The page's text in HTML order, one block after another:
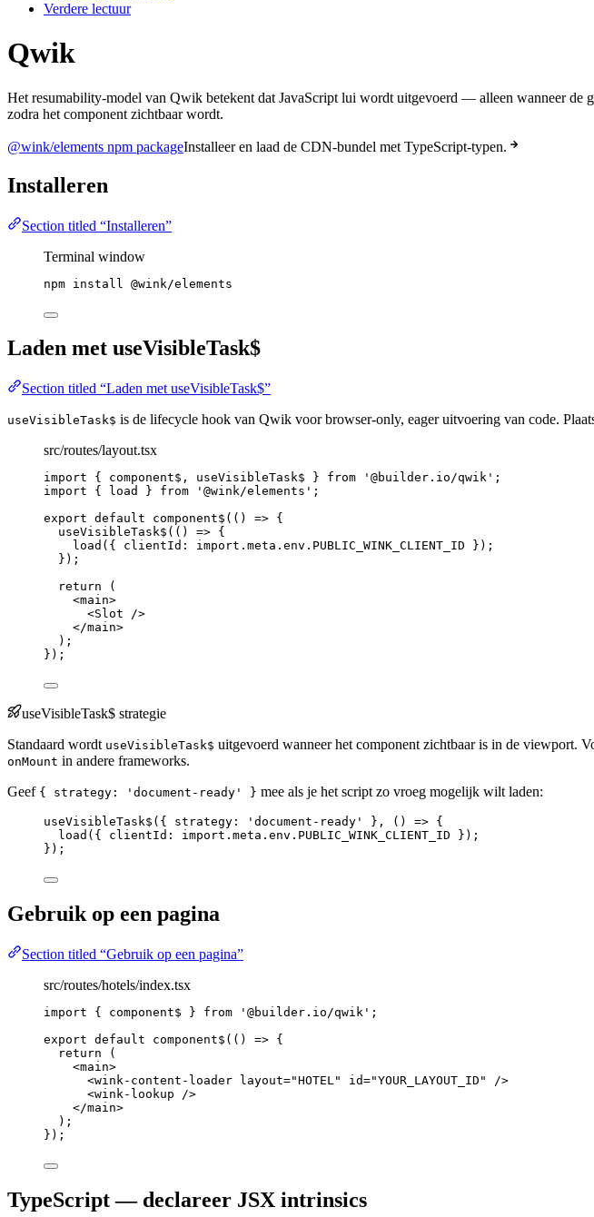
Verdere lectuur
Qwik
Het resumability-model van Qwik betekent dat JavaScript lui wordt uitgevoerd — alleen wanneer de
zodra het component zichtbaar wordt.
@wink/elements npm packageInstalleer en laad de CDN-bundel met TypeScript-typen.
Installeren
Section titled “Installeren”
Terminal window
npm install @wink/elements
Laden met useVisibleTask$
Section titled “Laden met useVisibleTask$”
useVisibleTask$ is de lifecycle hook van Qwik voor browser-only, eager uitvoering van code.
src/routes/layout.tsx
import { component$, useVisibleTask$ } from ' @builder.io/qwik ' ;
import { load } from ' @wink/elements ' ;
export default component$ ( () => {
useVisibleTask$ ( () => {
load ({ clientId: import. meta . env . PUBLIC_WINK_CLIENT_ID });
});
return (
<main>
<Slot />
</main>
);
});
useVisibleTask$ strategie
Standaard wordt useVisibleTask$ uitgevoerd wanneer het component zichtbaar is in de viewport.
onMount in andere frameworks.
Geef { strategy: 'document-ready' } mee als je het script zo vroeg mogelijk wilt laden:
useVisibleTask$ ({ strategy: ' document-ready ' }, () => {
load ({ clientId: import. meta . env . PUBLIC_WINK_CLIENT_ID });
});
Gebruik op een pagina
Section titled “Gebruik op een pagina”
src/routes/hotels/index.tsx
import { component$ } from ' @builder.io/qwik ' ;
export default component$ ( () => {
return (
<main>
<wink-content-loader layout="HOTEL" id="YOUR_LAYOUT_ID "
/>
<wink-lookup />
</main>
);
});
TypeScript — declareer JSX intrinsics